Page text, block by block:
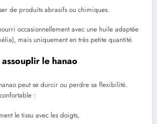
de produits abrasifs ou chimiques.
occasionnellement avec une huile adaptée
mais uniquement en très petite quantité.
le hanao
peut se durcir ou perdre sa flexibilité.
:
le tissu avec les doigts,